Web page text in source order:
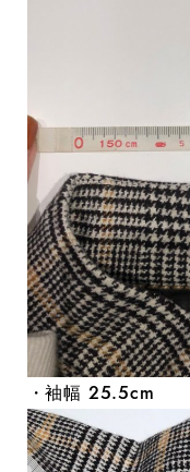
・袖幅 25.5cm